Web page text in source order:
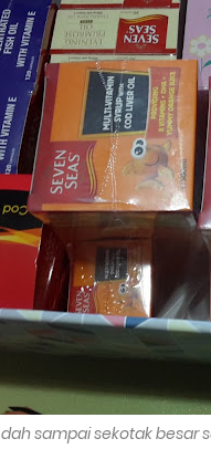
dah sampai sekotak besar